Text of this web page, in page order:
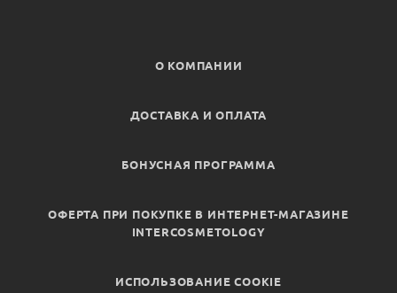
О КОМПАНИИ
ДОСТАВКА И ОПЛАТА
БОНУСНАЯ ПРОГРАММА
ОФЕРТА ПРИ ПОКУПКЕ В ИНТЕРНЕТ-МАГАЗИНЕ
INTERCOSMETOLOGY
ИСПОЛЬЗОВАНИЕ COOKIE